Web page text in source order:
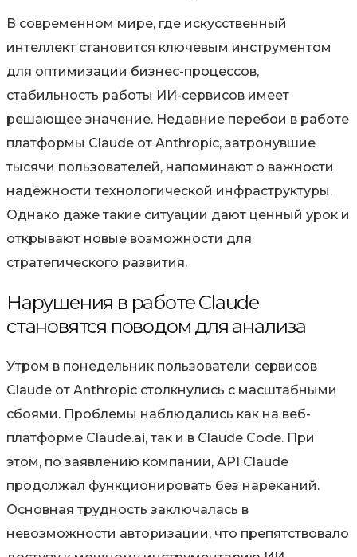
В современном мире, где искусственный
интеллект становится ключевым инструментом
для оптимизации бизнес-процессов,
стабильность работы ИИ-сервисов имеет
решающее значение. Недавние перебои в работе
платформы Claude от Anthropic, затронувшие
тысячи пользователей, напоминают о важности
надёжности технологической инфраструктуры.
Однако даже такие ситуации дают ценный урок и
открывают новые возможности для
стратегического развития.
Нарушения в работе Claude
становятся поводом для анализа
Утром в понедельник пользователи сервисов
Claude от Anthropic столкнулись с масштабными
сбоями. Проблемы наблюдались как на веб-
платформе Claude.ai, так и в Claude Code. При
этом, по заявлению компании, API Claude
продолжал функционировать без нареканий.
Основная трудность заключалась в
невозможности авторизации, что препятствовало